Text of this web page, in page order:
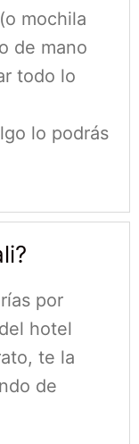
(o mochila
de mano
todo lo
lo podrás
por
hotel
te la
de